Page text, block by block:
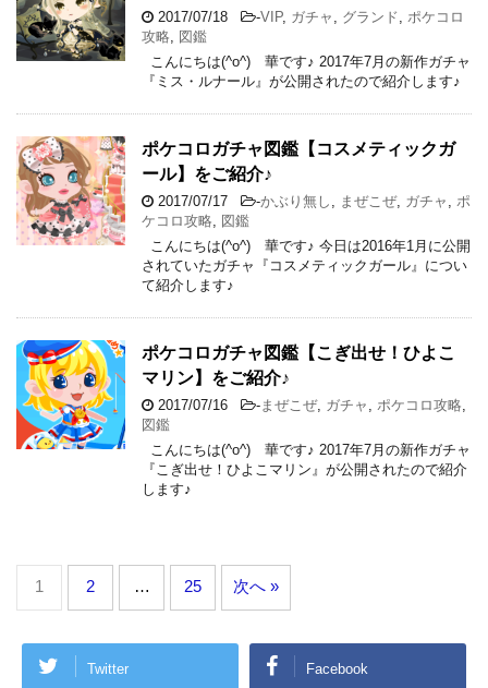
2017/07/18 -VIP, ガチャ グランド
ポケコロ
攻略
図鑑
こんにちは(^o^) 華です♪ 2017年7月の新作ガチャ
『ミス・ルナール』が公開されたので紹介します♪
ポケコロガチャ図鑑【コスメティックガ
ール】をご紹介♪
2017/07/17 -かぶり無し まぜこぜ, ガチャ
ポ
ケコロ攻略
図鑑
こんにちは(^o^) 華です♪ 今日は2016年1月に公開
されていたガチャ『コスメティックガール』につい
て紹介します♪
ポケコロガチャ図鑑【こぎ出せ！ひよこ
マリン】をご紹介♪
2017/07/16 - まぜこぜ, ガチャ ポケコロ攻略
図鑑
こんにちは(^o^) 華です♪ 2017年7月の新作ガチャ
『こぎ出せ！ひよこマリン』が公開されたので紹介
します♪
1 2 … 25 次へ »
Twitter Facebook